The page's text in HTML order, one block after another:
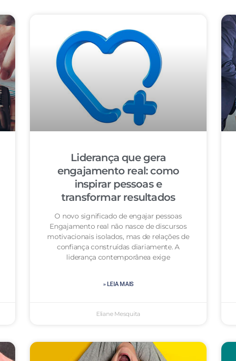
Liderança que gera
engajamento real: como
inspirar pessoas e
transformar resultados
O novo significado de engajar pessoas
Engajamento real não nasce de discursos
motivacionais isolados, mas de relações de
confiança construídas diariamente. A
liderança contemporânea exige
» LEIA MAIS
Eliane Mesquita